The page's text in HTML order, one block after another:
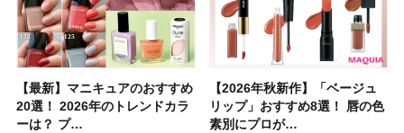
【最新】マニキュアのおすすめ
20選！ 2026年のトレンドカラ
ーは？ プ…
【2026年秋新作】「ベージュ
リップ」おすすめ8選！ 唇の色
素別にプロが…
【2026年夏】汗に強い日焼け
止めのおすすめ13選！ 汗で塗
膜が強化され…
【石井美保さん】おすすめの
「ブライトニング」11選！ ス
キンケアからサプ…
【最新】マニキュアのおすすめ
20選！ 2026年のトレンドカラ
ーは？ プ…
【2026年秋新作】「ベージュ
リップ」おすすめ8選！ 唇の色
素別にプロが…
【デパコスのネイルオイル10
選】プレゼントにおすすめ！ケ
ア効果、ビジュ、…
【2026年】ボディ用日焼け止
めUVのおすすめ20選！ この夏
注目の人気…
【石井美保さんのおすすめお菓
子＆お茶10選】手土産にもぴっ
たり
【板野友美さんの美活】「最
近、下の歯の矯正を再開したん
です」オーラルケア…
【2026年夏】おすすめの髪型
36選！ショート・ボブ・ミディ
アム・ロング…
【2026年夏】小顔に見えるボ
ブの髪型37選！ レイヤー・切
りっぱなしな…
【読者プレゼント】羽の見えな
いハンディファン
「baramood」を3名様…
【2026年8月の一粒万倍日】お
すすめの開運コスメ＆美容アイ
テム10選！
【セザンヌ】8/7新色追加！
「ウォータリーティントリップ
」10モモピュ…
【限定】&be「リップカラーデ
ュオ 01 ピンクベージュ」レビ
ュー｜落ち…